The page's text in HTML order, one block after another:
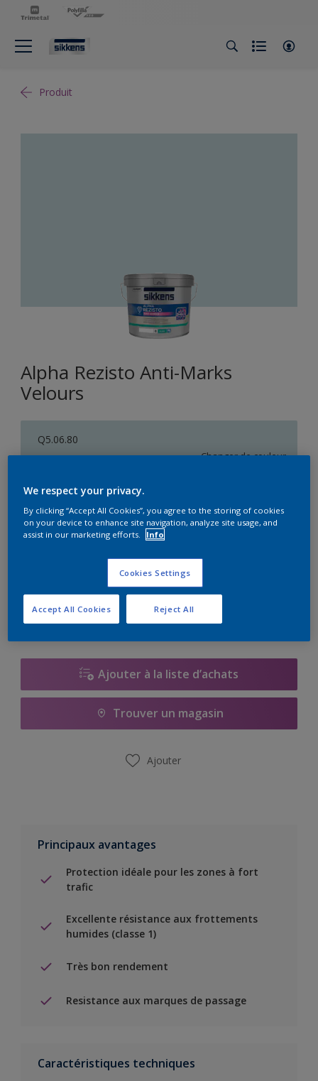
Produit
Alpha Rezisto Anti-Marks
Velours
Q5.06.80
Changer de couleur
Format
1L 5L 10L
Calculateur de peinture
Calculer
Ajouter à la liste d’achats
Trouver un magasin
Ajouter
Principaux avantages
Protection idéale pour les zones à fort
trafic
Excellente résistance aux frottements
humides (classe 1)
Très bon rendement
Resistance aux marques de passage
Caractéristiques techniques
We respect your privacy.
By clicking “Accept All Cookies”, you agree to the storing of cookies
on your device to enhance site navigation, analyze site usage, and
assist in our marketing efforts.
Info
Cookies Settings
Reject All
Accept All Cookies